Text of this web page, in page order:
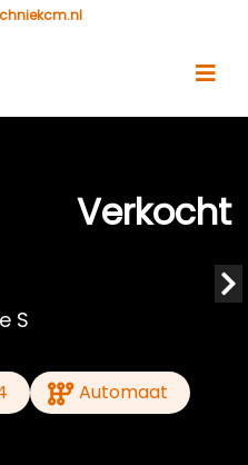
Verkocht
S
Automaat